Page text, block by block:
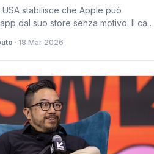
stabilisce che Apple può
dal suo store senza motivo. Il caso
iOS.
· 18 Mar 2026